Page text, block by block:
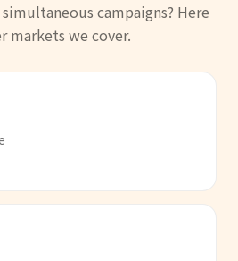
campaigns? Here
markets we cover.